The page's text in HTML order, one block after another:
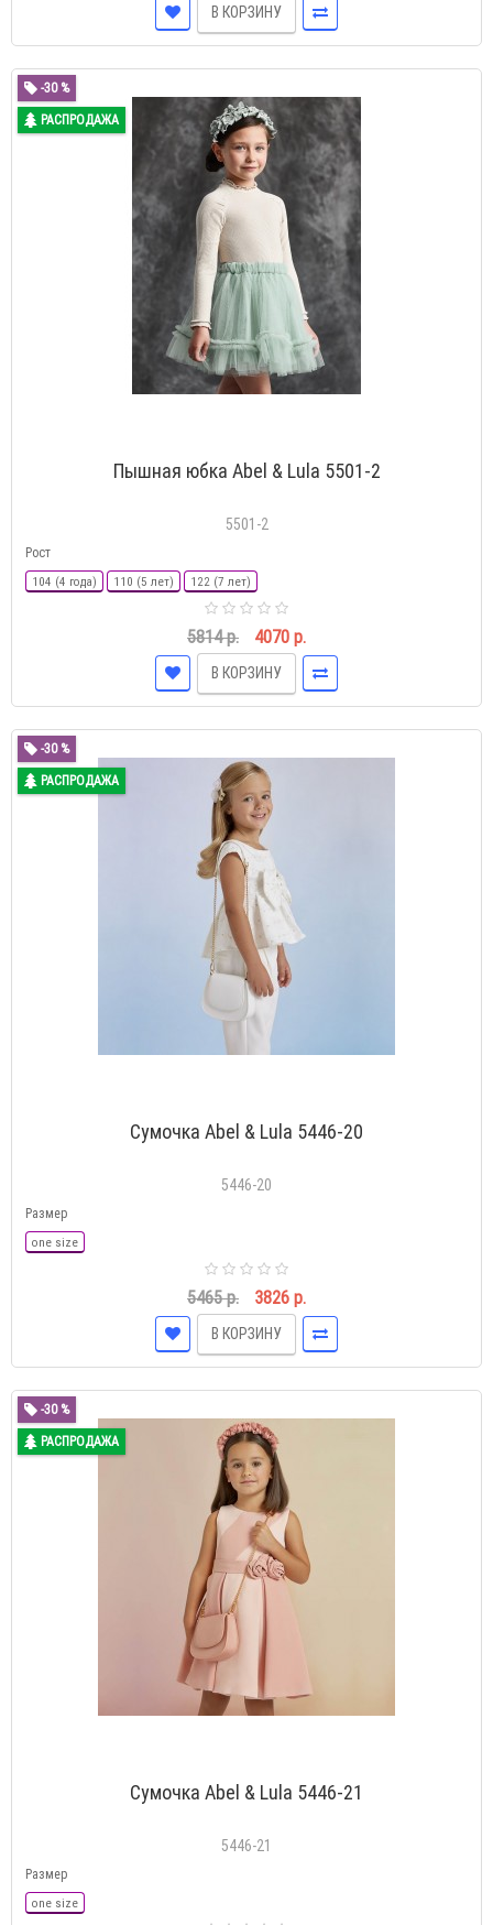
В КОРЗИНУ
-30 %
РАСПРОДАЖА
Пышная юбка Abel & Lula 5501-2
5501-2
Рост
104 (4 года) 110 (5 лет) 122 (7 лет)
5814 р. 4070 р.
В КОРЗИНУ
-30 %
РАСПРОДАЖА
Сумочка Abel & Lula 5446-20
5446-20
Размер
one size
5465 р. 3826 р.
В КОРЗИНУ
-30 %
РАСПРОДАЖА
Сумочка Abel & Lula 5446-21
5446-21
Размер
one size